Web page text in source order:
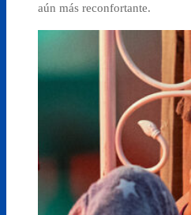
aún más reconfortante.